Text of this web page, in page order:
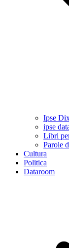
Ipse
ipse
Libri
Parole
Cultura
Politica
Dataroom